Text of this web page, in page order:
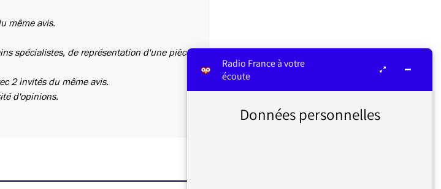
même avis.
spécialistes, de représentation d'une pièce
2 invités du même avis.
d'opinions.
Radio France à votre
écoute
Données personnelles